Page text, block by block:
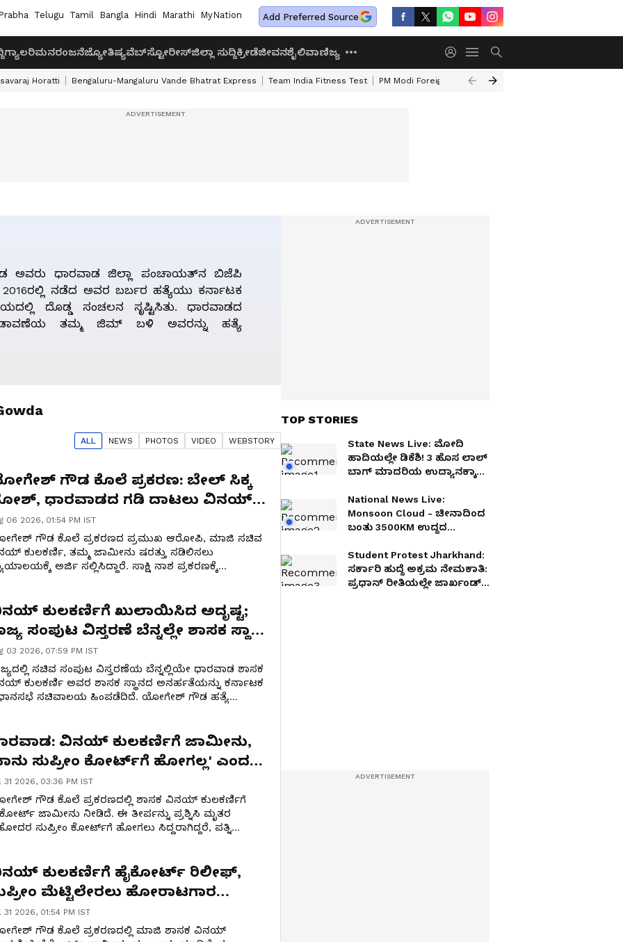
Telugu Tamil Bangla Hindi Marathi MyNation Add Preferred Source
ಗ್ಯಾಲರಿಮನರಂಜನೆಜ್ಯೋತಿಷ್ಯವೆಬ್‌ಸ್ಟೋರೀಸ್ಜಿಲ್ಲಾ ಸುದ್ದಿಕ್ರೀಡೆಜೀವನಶೈಲಿವಾಣಿಜ್ಯ
Horatti Bengaluru-Mangaluru Vande Bhatrat Express Team India Fitness Test PM Modi Foreign Travel Expenditure
ಧಾರವಾಡ ಜಿಲ್ಲಾ ಪಂಚಾಯತ್‌ನ ಬಿಜೆಪಿ
2016ರಲ್ಲಿ ನಡೆದ ಅವರ ಬರ್ಬರ ಹತ್ಯೆಯು ಕರ್ನಾಟಕ
ದೊಡ್ಡ ಸಂಚಲನ ಸೃಷ್ಟಿಸಿತು. ಧಾರವಾಡದ
ತಮ್ಮ ಜಿಮ್ ಬಳಿ ಅವರನ್ನು ಹತ್ಯೆ
ALL NEWS PHOTOS VIDEO WEBSTORY
ಗೌಡ ಕೊಲೆ ಪ್ರಕರಣ: ಬೇಲ್ ಸಿಕ್ಕ
ಧಾರವಾಡದ ಗಡಿ ದಾಟಲು ವಿನಯ್
ಹೊಸ ಅಸ್ತ್ರ!
06 2026, 01:54 PM IST
ಗೌಡ ಕೊಲೆ ಪ್ರಕರಣದ ಪ್ರಮುಖ ಆರೋಪಿ, ಮಾಜಿ ಸಚಿವ
ಕುಲಕರ್ಣಿ, ತಮ್ಮ ಜಾಮೀನು ಷರತ್ತು ಸಡಿಲಿಸಲು
ಅರ್ಜಿ ಸಲ್ಲಿಸಿದ್ದಾರೆ. ಸಾಕ್ಷಿ ನಾಶ ಪ್ರಕರಣಕ್ಕೆ
ಕುಲಕರ್ಣಿಗೆ ಖುಲಾಯಿಸಿದ ಅದೃಷ್ಟ;
ಸಂಪುಟ ವಿಸ್ತರಣೆ ಬೆನ್ನಲ್ಲೇ ಶಾಸಕ ಸ್ಥಾನ
03 2026, 07:59 PM IST
ಸಚಿವ ಸಂಪುಟ ವಿಸ್ತರಣೆಯ ಬೆನ್ನಲ್ಲಿಯೇ ಧಾರವಾಡ ಶಾಸಕ
ಕುಲಕರ್ಣಿ ಅವರ ಶಾಸಕ ಸ್ಥಾನದ ಅನರ್ಹತೆಯನ್ನು ಕರ್ನಾಟಕ
ಸಚಿವಾಲಯ ಹಿಂಪಡೆದಿದೆ. ಯೋಗೇಶ್ ಗೌಡ ಹತ್ಯೆ
ಅಧಿಕೃತ ಅಧಿಸೂಚನೆ ಹೊರಡಿಸಲಾಗಿದೆ.
ವಿನಯ್ ಕುಲಕರ್ಣಿಗೆ ಜಾಮೀನು,
ಸುಪ್ರೀಂ ಕೋರ್ಟ್‌ಗೆ ಹೋಗಲ್ಲ' ಎಂದ
ಗೌಡ ಪತ್ನಿ ಮಲ್ಲಮ್ಮ!
31 2026, 03:36 PM IST
ಗೌಡ ಕೊಲೆ ಪ್ರಕರಣದಲ್ಲಿ ಶಾಸಕ ವಿನಯ್ ಕುಲಕರ್ಣಿಗೆ
ಜಾಮೀನು ನೀಡಿದೆ. ಈ ತೀರ್ಪನ್ನು ಪ್ರಶ್ನಿಸಿ ಮೃತರ
ಸುಪ್ರೀಂ ಕೋರ್ಟ್‌ಗೆ ಹೋಗಲು ಸಿದ್ಧರಾಗಿದ್ದರೆ, ಪತ್ನಿ
ಕುಲಕರ್ಣಿಗೆ ಹೈಕೋರ್ಟ್ ರಿಲೀಫ್,
ಮೆಟ್ಟಿಲೇರಲು ಹೋರಾಟಗಾರ
ಕೊರವರ್ ನಿರ್ಧಾರ!
31 2026, 01:54 PM IST
ಗೌಡ ಕೊಲೆ ಪ್ರಕರಣದಲ್ಲಿ ಮಾಜಿ ಶಾಸಕ ವಿನಯ್
TOP STORIES
State News Live: ಮೋದಿ
ಹಾದಿಯಲ್ಲೇ ಡಿಕೆಶಿ! 3 ಹೊಸ ಲಾಲ್
ಬಾಗ್ ಮಾದರಿಯ ಉದ್ಯಾನಕ್ಕಾಗಿ
ಸಿಎಂ ಕಣ್ಣು
National News Live:
Monsoon Cloud - ಚೀನಾದಿಂದ
ಬಂತು 3500KM ಉದ್ದದ
ಕನ್ಯಾಕುಮಾರಿವರೆಗೂ ಭರ್ಜರಿ
ಮಳೆ ಅಲರ್ಟ್!
Student Protest Jharkhand:
ಸರ್ಕಾರಿ ಹುದ್ದೆ ಅಕ್ರಮ ನೇಮಕಾತಿ:
ಪ್ರಧಾನ್‌ ರೀತಿಯಲ್ಲೇ ಜಾರ್ಖಂಡ್